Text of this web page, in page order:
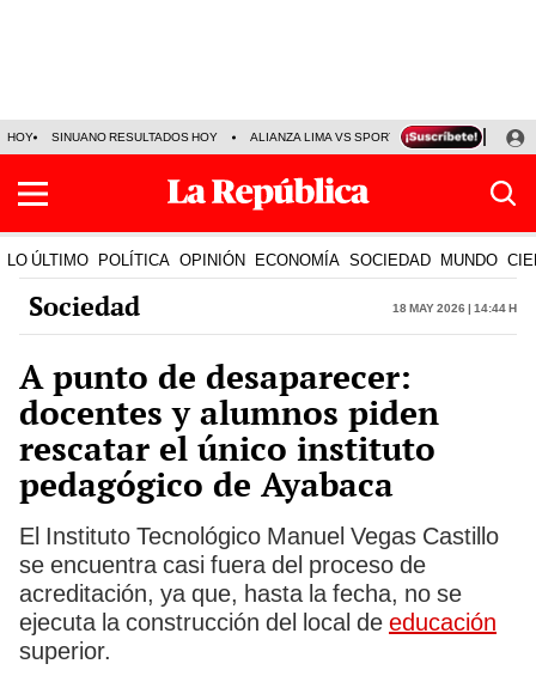
HOY SINUANO RESULTADOS HOY ALIANZA LIMA VS SPORT BOYS JORGE
LO ÚLTIMO POLÍTICA OPINIÓN ECONOMÍA SOCIEDAD MUNDO
Sociedad 18 May 2026 | 14:44 h
A punto de desaparecer:
docentes y alumnos piden
rescatar el único instituto
pedagógico de Ayabaca
El Instituto Tecnológico Manuel Vegas Castillo
se encuentra casi fuera del proceso de
acreditación, ya que, hasta la fecha, no se
ejecuta la construcción del local de educación
superior.